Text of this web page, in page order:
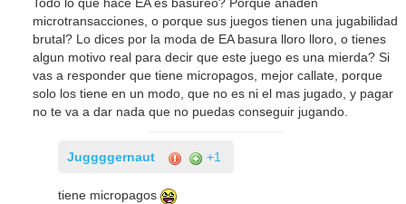
Todo lo que hace EA es basureo? Porque añaden
microtransacciones, o porque sus juegos tienen una jugabilidad
brutal? Lo dices por la moda de EA basura lloro lloro, o tienes
algun motivo real para decir que este juego es una mierda? Si
vas a responder que tiene micropagos, mejor callate, porque
solo los tiene en un modo, que no es ni el mas jugado, y pagar
no te va a dar nada que no puedas conseguir jugando.
Juggggernaut +1
tiene micropagos